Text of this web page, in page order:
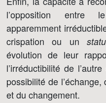
l’opposition entre
apparemment
crispation ou un
évolution de leur
l’irréductibilité de
possibilité de
et du changement.